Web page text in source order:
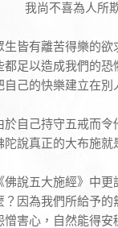
我尚不喜為人所
生皆有離苦得樂的
都足以造成我們的
自己的快樂建立在
於自己持守五戒而
陀說真正的大布施就
《佛說五大施經》中
？因為我們所給予
憎害心，自然能得